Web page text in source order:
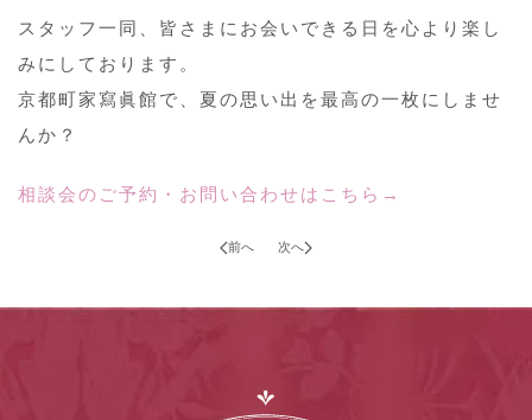
スタッフ一同、皆さまにお会いできる日を心より楽し
みにしております。
京都町家寫眞館で、夏の思い出を最高の一枚にしませ
んか？
相談会のご予約・お問い合わせはこちら→
前へ 次へ